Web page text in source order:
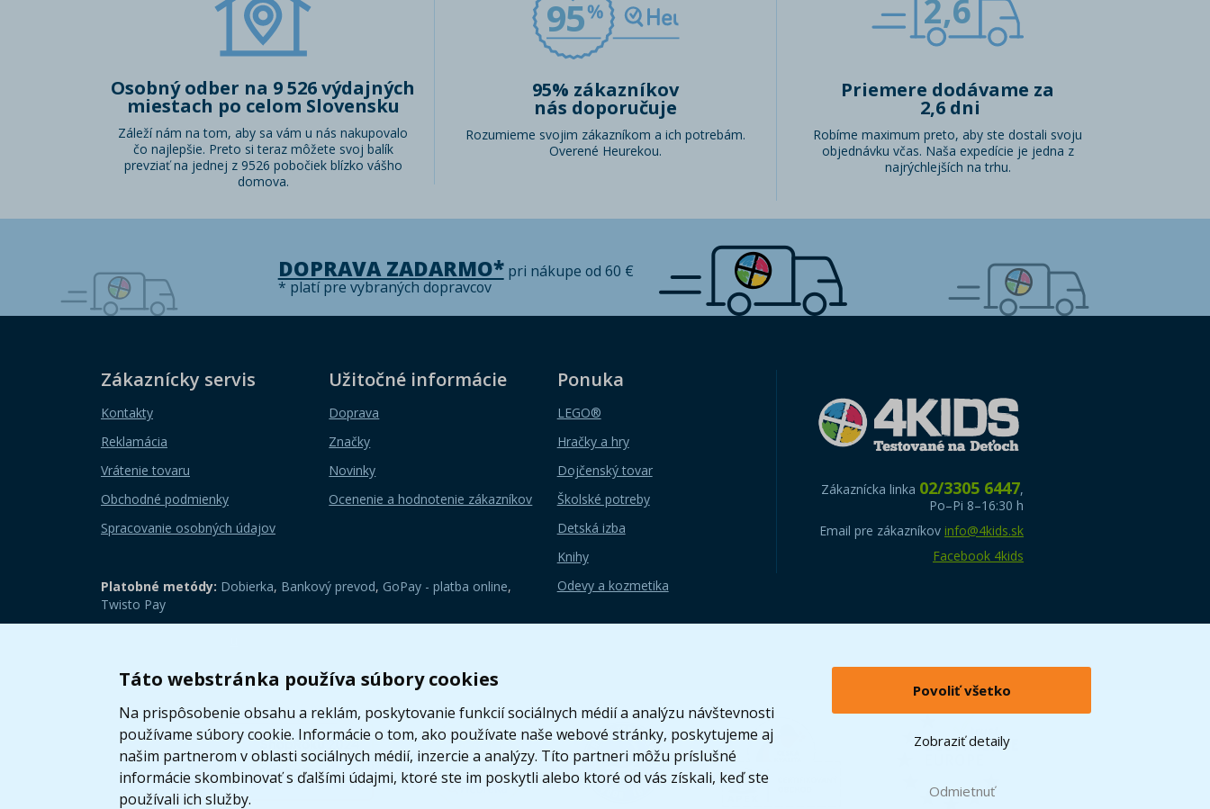
Táto webstránka používa súbory cookies
Na prispôsobenie obsahu a reklám, poskytovanie funkcií sociálnych médií a analýzu návštevnosti
používame súbory cookie. Informácie o tom, ako používate naše webové stránky, poskytujeme aj
našim partnerom v oblasti sociálnych médií, inzercie a analýzy. Títo partneri môžu príslušné
informácie skombinovať s ďalšími údajmi, ktoré ste im poskytli alebo ktoré od vás získali, keď ste
používali ich služby.
Povoliť všetko
Zobraziť detaily
Odmietnuť
Osobný odber na 9 526 výdajných
miestach po celom Slovensku
Záleží nám na tom, aby sa vám u nás nakupovalo
čo najlepšie. Preto si teraz môžete svoj balík
prevziať na jednej z 9526 pobočiek blízko vášho
domova.
95
95% zákazníkov
nás doporučuje
Rozumieme svojim zákazníkom a ich potrebám.
Overené Heurekou.
2,6
Priemere dodávame za
2,6 dni
Robíme maximum preto, aby ste dostali svoju
objednávku včas. Naša expedície je jedna z
najrýchlejších na trhu.
DOPRAVA ZADARMO*pri nákupe od 60 €
* platí pre vybraných dopravcov
Zákaznícky servis
Kontakty
Reklamácia
Vrátenie tovaru
Obchodné podmienky
Spracovanie osobných údajov
Užitočné informácie
Doprava
Značky
Novinky
Ocenenie a hodnotenie zákazníkov
Ponuka
LEGO®
Hračky a hry
Dojčenský tovar
Školské potreby
Detská izba
Knihy
Odevy a kozmetika
Platobné metódy: Dobierka, Bankový prevod, GoPay - platba online,
Twisto Pay
Zákaznícka linka 02/3305 6447,
Po–Pi 8–16:30 h
Email pre zákazníkov info@4kids.sk
Facebook 4kids